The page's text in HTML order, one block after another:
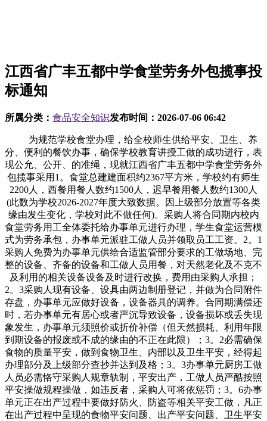
江西省广丰五都中学食堂劳务外包揽事投
标通知
所属分类： 食品安全知识发布时间： 2026-07-06 06:42
为规范学校食堂办理，给全校师生供给平安、卫生、养
分、便利的餐饮办事，确保学校教育讲授工做的成功进行，表
现公允、公开、的准绳，现就江西省广丰五都中学食堂劳务外
包揽事采用1。食堂总建建面积约2367平方米，学校约有师生
2200人，西餐用餐人数约1500人，迟早餐用餐人数约1300人
(此数为学校2026-2027年度大致数据。因上级部分放置等各类
缘由发生变化，学校对此不做任何)。采购人将合同期内校内
食堂劳务用工全体委托给办事单元进行办理，学生食堂运营模
式为劳务承包，办事单元派驻工做人员并领取员工工资。2。1
采购人免费为办事单元供给合适监管部分要求的工做场地、完
整的设备、齐备的设备和工做人员用餐，对天然老化及不克不
及利用的相关设备设备及时进行改换，费用由采购人承担；
2。3采购人现有设备、设具由两边制册登记，并做为合同附件
存盘，办事单元应做好设备，设备器具的调养。合同期满偿还
时，若办事单元有居心或者严沉导致设备，设备损坏或丢失现
象发生，办事单元须照价或折价补偿（但天然损耗、利用年限
到期设备的报废或不成的缘由的不正在此限）；3。2必需确保
食物的质量平安，做到食物卫生、内部以及卫生平安，经得起
办理部分及上级部分查抄并达到及格；3。3办事单元厨房工做
人员必需恪守采购人规章轨制，平安出产，工做人员严酷按照
平安操做规程操做，如违反者，采购人可将依惩罚；3。6办事
单元正在出产过程中要做好防火、防盗等相关平安工做，凡正
在出产过程中呈现的食物平安问题、出产平安问题、卫生平安